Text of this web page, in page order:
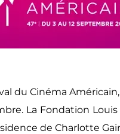
du Cinéma
La Fondation
de Charlotte